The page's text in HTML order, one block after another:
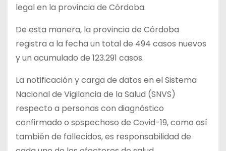
legal en la provincia de Córdoba.
De esta manera, la provincia de Córdoba
registra a la fecha un total de 494 casos nuevos
y un acumulado de 123.291 casos.
La notificación y carga de datos en el Sistema
Nacional de Vigilancia de la Salud (SNVS)
respecto a personas con diagnóstico
confirmado o sospechoso de Covid-19, como así
también de fallecidos, es responsabilidad de